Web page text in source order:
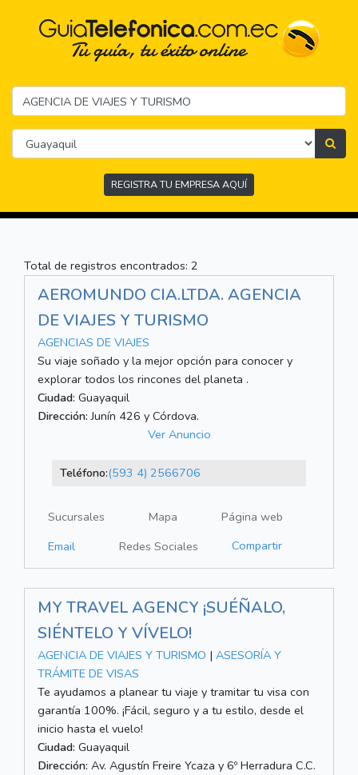
REGISTRA TU EMPRESA AQUÍ
Total de registros encontrados: 2
AEROMUNDO CIA.LTDA. AGENCIA
DE VIAJES Y TURISMO
AGENCIAS DE VIAJES
Su viaje soñado y la mejor opción para conocer y
explorar todos los rincones del planeta .
Ciudad: Guayaquil
Dirección: Junín 426 y Córdova.
Ver Anuncio
Teléfono:(593 4) 2566706
Sucursales Mapa
Página web
Email
Redes Sociales Compartir
MY TRAVEL AGENCY ¡SUÉÑALO,
SIÉNTELO Y VÍVELO!
AGENCIA DE VIAJES Y TURISMO | ASESORÍA Y
TRÁMITE DE VISAS
Te ayudamos a planear tu viaje y tramitar tu visa con
garantía 100%. ¡Fácil, seguro y a tu estilo, desde el
inicio hasta el vuelo!
Ciudad: Guayaquil
Dirección: Av. Agustín Freire Ycaza y 6º Herradura C.C.